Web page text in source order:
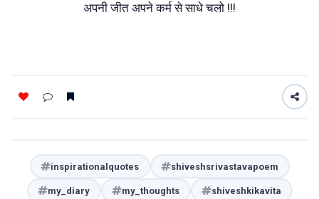
अपनी जीत अपने कर्म से साधे चलो !!!
inspirationalquotes shiveshsrivastavapoem
my_diary my_thoughts shiveshkikavita